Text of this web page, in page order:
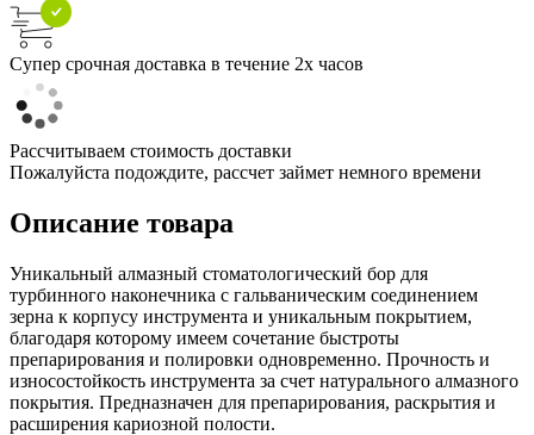
Супер срочная доставка в течение 2х часов
Рассчитываем стоимость доставки
Пожалуйста подождите, рассчет займет немного времени
Описание товара
Уникальный алмазный стоматологический бор для
турбинного наконечника с гальваническим соединением
зерна к корпусу инструмента и уникальным покрытием,
благодаря которому имеем сочетание быстроты
препарирования и полировки одновременно. Прочность и
износостойкость инструмента за счет натурального алмазного
покрытия. Предназначен для препарирования, раскрытия и
расширения кариозной полости.